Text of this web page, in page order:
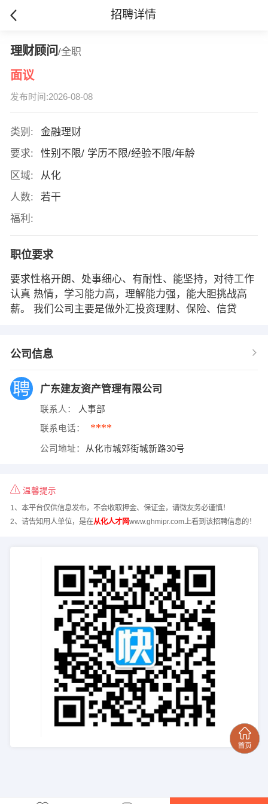
招聘详情
理财顾问/全职
面议
发布时间:2026-08-08
类别:
金融理财
要求:
性别不限/ 学历不限/经验不限/年龄
区域:
从化
人数:
若干
福利:
职位要求
要求性格开朗、处事细心、有耐性、能坚持，对待工作
认真 热情，学习能力高，理解能力强，能大胆挑战高
薪。 我们公司主要是做外汇投资理财、保险、信贷
公司信息
广东建友资产管理有限公司
联系人： 人事部
联系电话： ****
公司地址： 从化市城郊街城新路30号
温馨提示
1、本平台仅供信息发布，不会收取押金、保证金，请微友务必谨慎！
2、请告知用人单位，是在从化人才网www.ghmipr.com上看到该招聘信息的！